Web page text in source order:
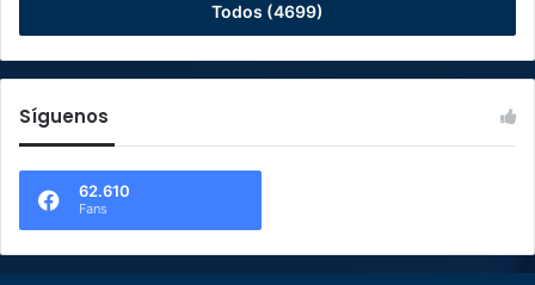
Todos (4699)
Síguenos
62.610
Fans